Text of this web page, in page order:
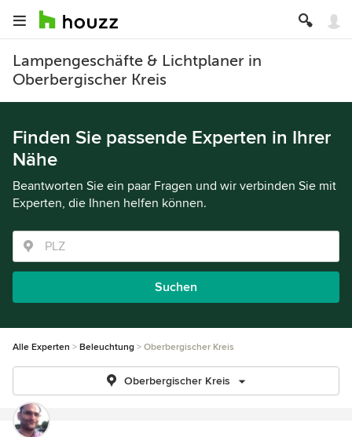
Lampengeschäfte & Lichtplaner in
Oberbergischer Kreis
Finden Sie passende Experten in Ihrer
Nähe
Beantworten Sie ein paar Fragen und wir verbinden Sie mit
Experten, die Ihnen helfen können.
Suchen
Alle Experten Beleuchtung Oberbergischer Kreis
Oberbergischer Kreis